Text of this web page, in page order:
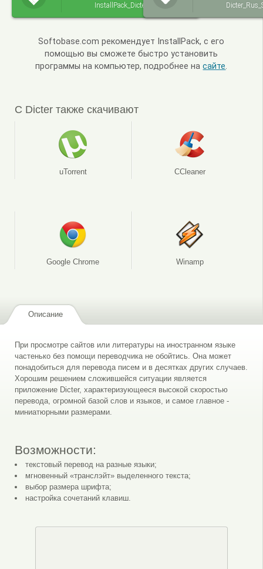
InstallPack_Dicter.exe
Softobase.com рекомендует InstallPack, с его
помощью вы сможете быстро установить
программы на компьютер, подробнее насайте.
С Dicter также скачивают
uTorrent CCleaner
Google Chrome Winamp
Описание
При просмотре сайтов или литературы на иностранном языке
частенько без помощи переводчика не обойтись. Она может
понадобиться для перевода писем и в десятках других случаев.
Хорошим решением сложившейся ситуации является
приложение Dicter, характеризующееся высокой скоростью
перевода, огромной базой слов и языков, и самое главное -
миниатюрными размерами.
Возможности:
текстовый перевод на разные языки;
мгновенный «транслэйт» выделенного текста;
выбор размера шрифта;
настройка сочетаний клавиш.